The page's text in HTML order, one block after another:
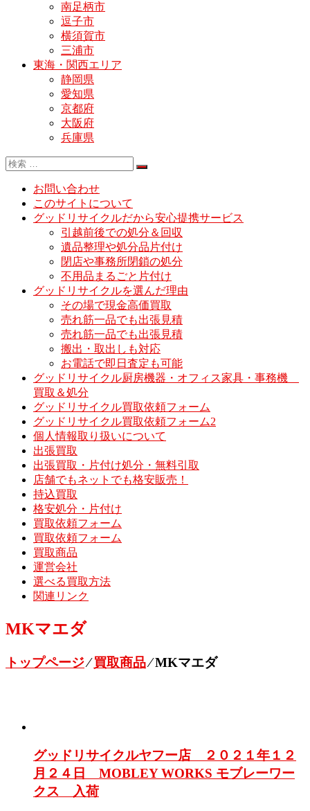
南足柄市
逗子市
横須賀市
三浦市
東海・関西エリア
静岡県
愛知県
京都府
大阪府
兵庫県
お問い合わせ
このサイトについて
グッドリサイクルだから安心提携サービス
引越前後での処分＆回収
遺品整理や処分品片付け
閉店や事務所閉鎖の処分
不用品まるごと片付け
グッドリサイクルを選んだ理由
その場で現金高価買取
売れ筋一品でも出張見積
売れ筋一品でも出張見積
搬出・取出しも対応
お電話で即日査定も可能
グッドリサイクル厨房機器・オフィス家具・事務機
買取＆処分
グッドリサイクル買取依頼フォーム
グッドリサイクル買取依頼フォーム2
個人情報取り扱いについて
出張買取
出張買取・片付け処分・無料引取
店舗でもネットでも格安販売！
持込買取
格安処分・片付け
買取依頼フォーム
買取依頼フォーム
買取商品
運営会社
選べる買取方法
関連リンク
MKマエダ
トップページ⁄買取商品⁄MKマエダ
グッドリサイクルヤフー店 ２０２１年１２
月２４日 MOBLEY WORKS モブレーワー
クス 入荷